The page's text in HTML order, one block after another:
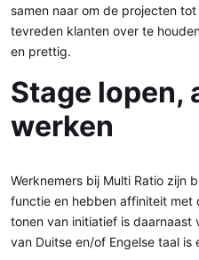
samen naar om de projecten
tevreden klanten over te
en prettig.
Stage lopen,
werken
Werknemers bij Multi Ratio zijn
functie en hebben affiniteit met
tonen van initiatief is daarnaast
van Duitse en/of Engelse taal is